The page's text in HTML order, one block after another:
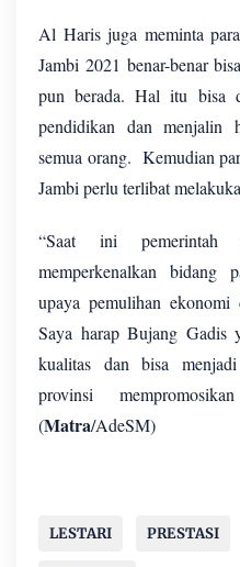
Al Haris juga meminta
Jambi 2021 benar-benar
pun berada. Hal itu bisa
pendidikan dan menjalin
semua orang. Kemudian
Jambi perlu terlibat
“Saat ini pemerintah
memperkenalkan bidang
upaya pemulihan
Saya harap Bujang Gadis
kualitas dan bisa
provinsi
(Matra/AdeSM)
LESTARI PRESTASI